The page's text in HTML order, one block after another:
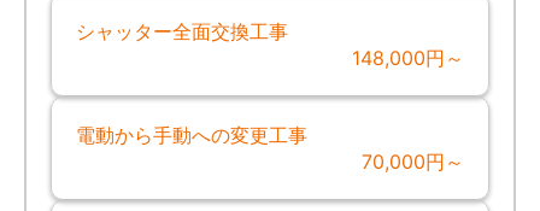
シャッター全面交換工事
148,000円～
電動から手動への変更工事
70,000円～